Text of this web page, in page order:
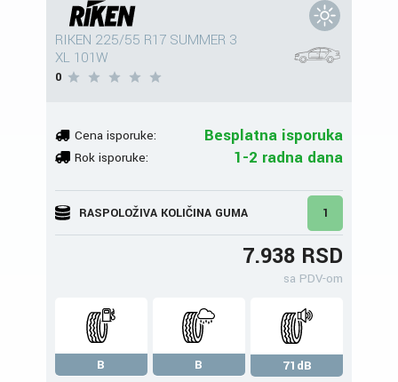
RIKEN 225/55 R17 SUMMER 3
XL 101W
0
Cena isporuke: Besplatna isporuka
Rok isporuke: 1-2 radna dana
RASPOLOŽIVA KOLIČINA GUMA 1
7.938 RSD
sa PDV-om
B B
71dB